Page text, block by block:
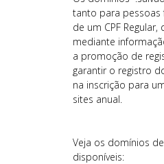
tanto para pessoas
de um CPF
mediante
a promoção de
garantir o registro
na inscrição para
sites anual.
Veja os domínios
disponíveis: